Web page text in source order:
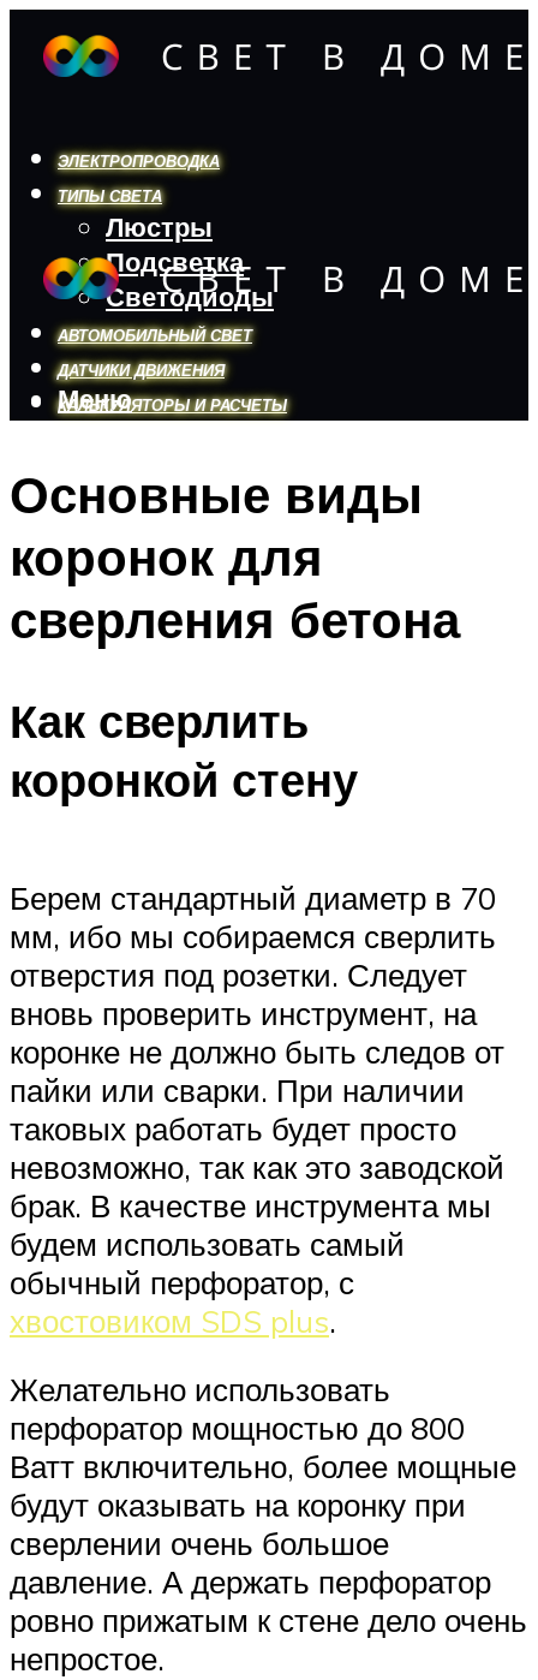
ЭЛЕКТРОПРОВОДКА
ТИПЫ СВЕТА
Люстры
Подсветка
Светодиоды
АВТОМОБИЛЬНЫЙ СВЕТ
ДАТЧИКИ ДВИЖЕНИЯ
КАЛЬКУЛЯТОРЫ И РАСЧЕТЫ
Меню
Меню
Основные виды
коронок для
сверления бетона
Как сверлить
коронкой стену
Берем стандартный диаметр в 70
мм, ибо мы собираемся сверлить
отверстия под розетки. Следует
вновь проверить инструмент, на
коронке не должно быть следов от
пайки или сварки. При наличии
таковых работать будет просто
невозможно, так как это заводской
брак. В качестве инструмента мы
будем использовать самый
обычный перфоратор, с
хвостовиком SDS plus.
Желательно использовать
перфоратор мощностью до 800
Ватт включительно, более мощные
будут оказывать на коронку при
сверлении очень большое
давление. А держать перфоратор
ровно прижатым к стене дело очень
непростое.